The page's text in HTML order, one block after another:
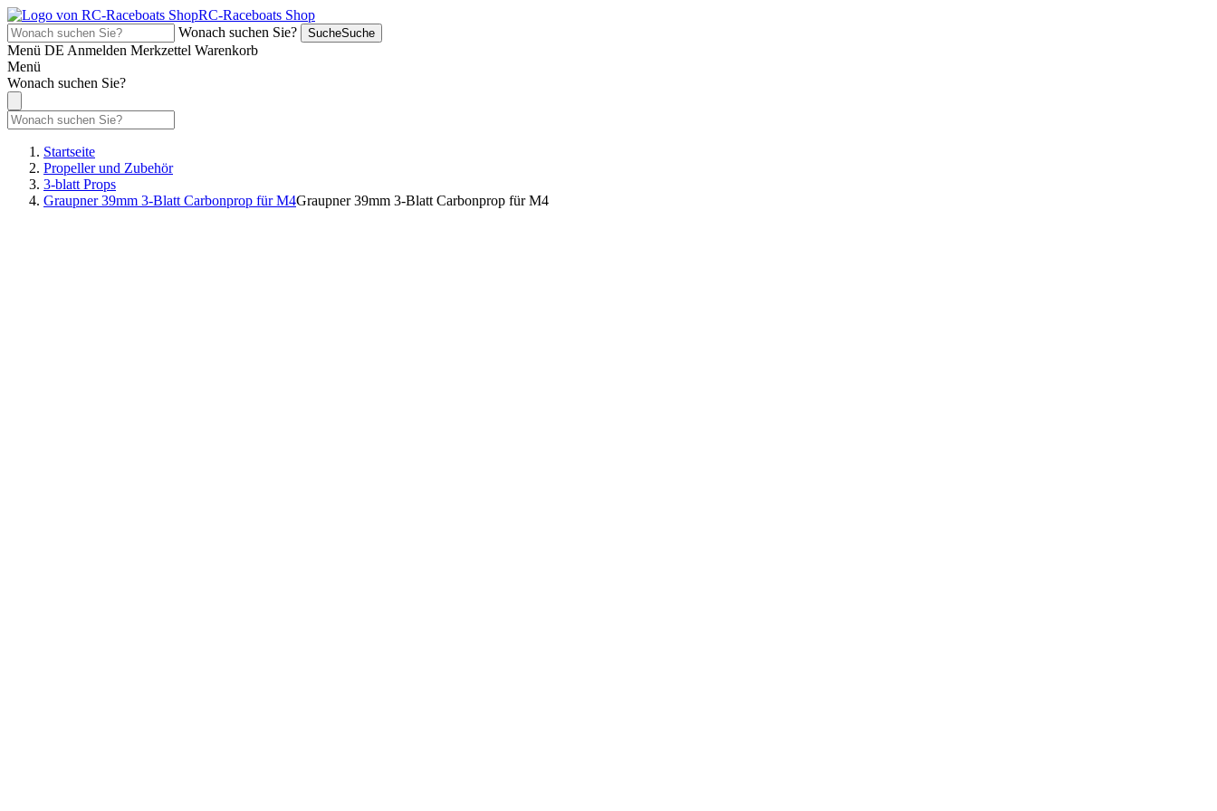
RC-Raceboats Shop
Wonach suchen Sie?
SucheSuche
Menü DE Anmelden Merkzettel Warenkorb
Menü
Wonach suchen Sie?
Startseite
Propeller und Zubehör
3-blatt Props
Graupner 39mm 3-Blatt Carbonprop für M4Graupner 39mm 3-Blatt Carbonprop für M4